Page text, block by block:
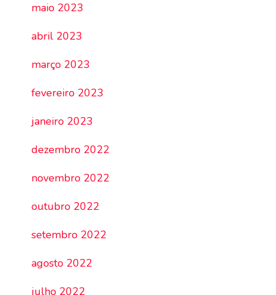
maio 2023
abril 2023
março 2023
fevereiro 2023
janeiro 2023
dezembro 2022
novembro 2022
outubro 2022
setembro 2022
agosto 2022
julho 2022